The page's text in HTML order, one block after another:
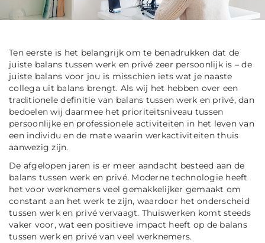
Ten eerste is het belangrijk om te benadrukken dat de
juiste balans tussen werk en privé zeer persoonlijk is – de
juiste balans voor jou is misschien iets wat je naaste
collega uit balans brengt. Als wij het hebben over een
traditionele definitie van balans tussen werk en privé, dan
bedoelen wij daarmee het prioriteitsniveau tussen
persoonlijke en professionele activiteiten in het leven van
een individu en de mate waarin werkactiviteiten thuis
aanwezig zijn.
De afgelopen jaren is er meer aandacht besteed aan de
balans tussen werk en privé. Moderne technologie heeft
het voor werknemers veel gemakkelijker gemaakt om
constant aan het werk te zijn, waardoor het onderscheid
tussen werk en privé vervaagt. Thuiswerken komt steeds
vaker voor, wat een positieve impact heeft op de balans
tussen werk en privé van veel werknemers.